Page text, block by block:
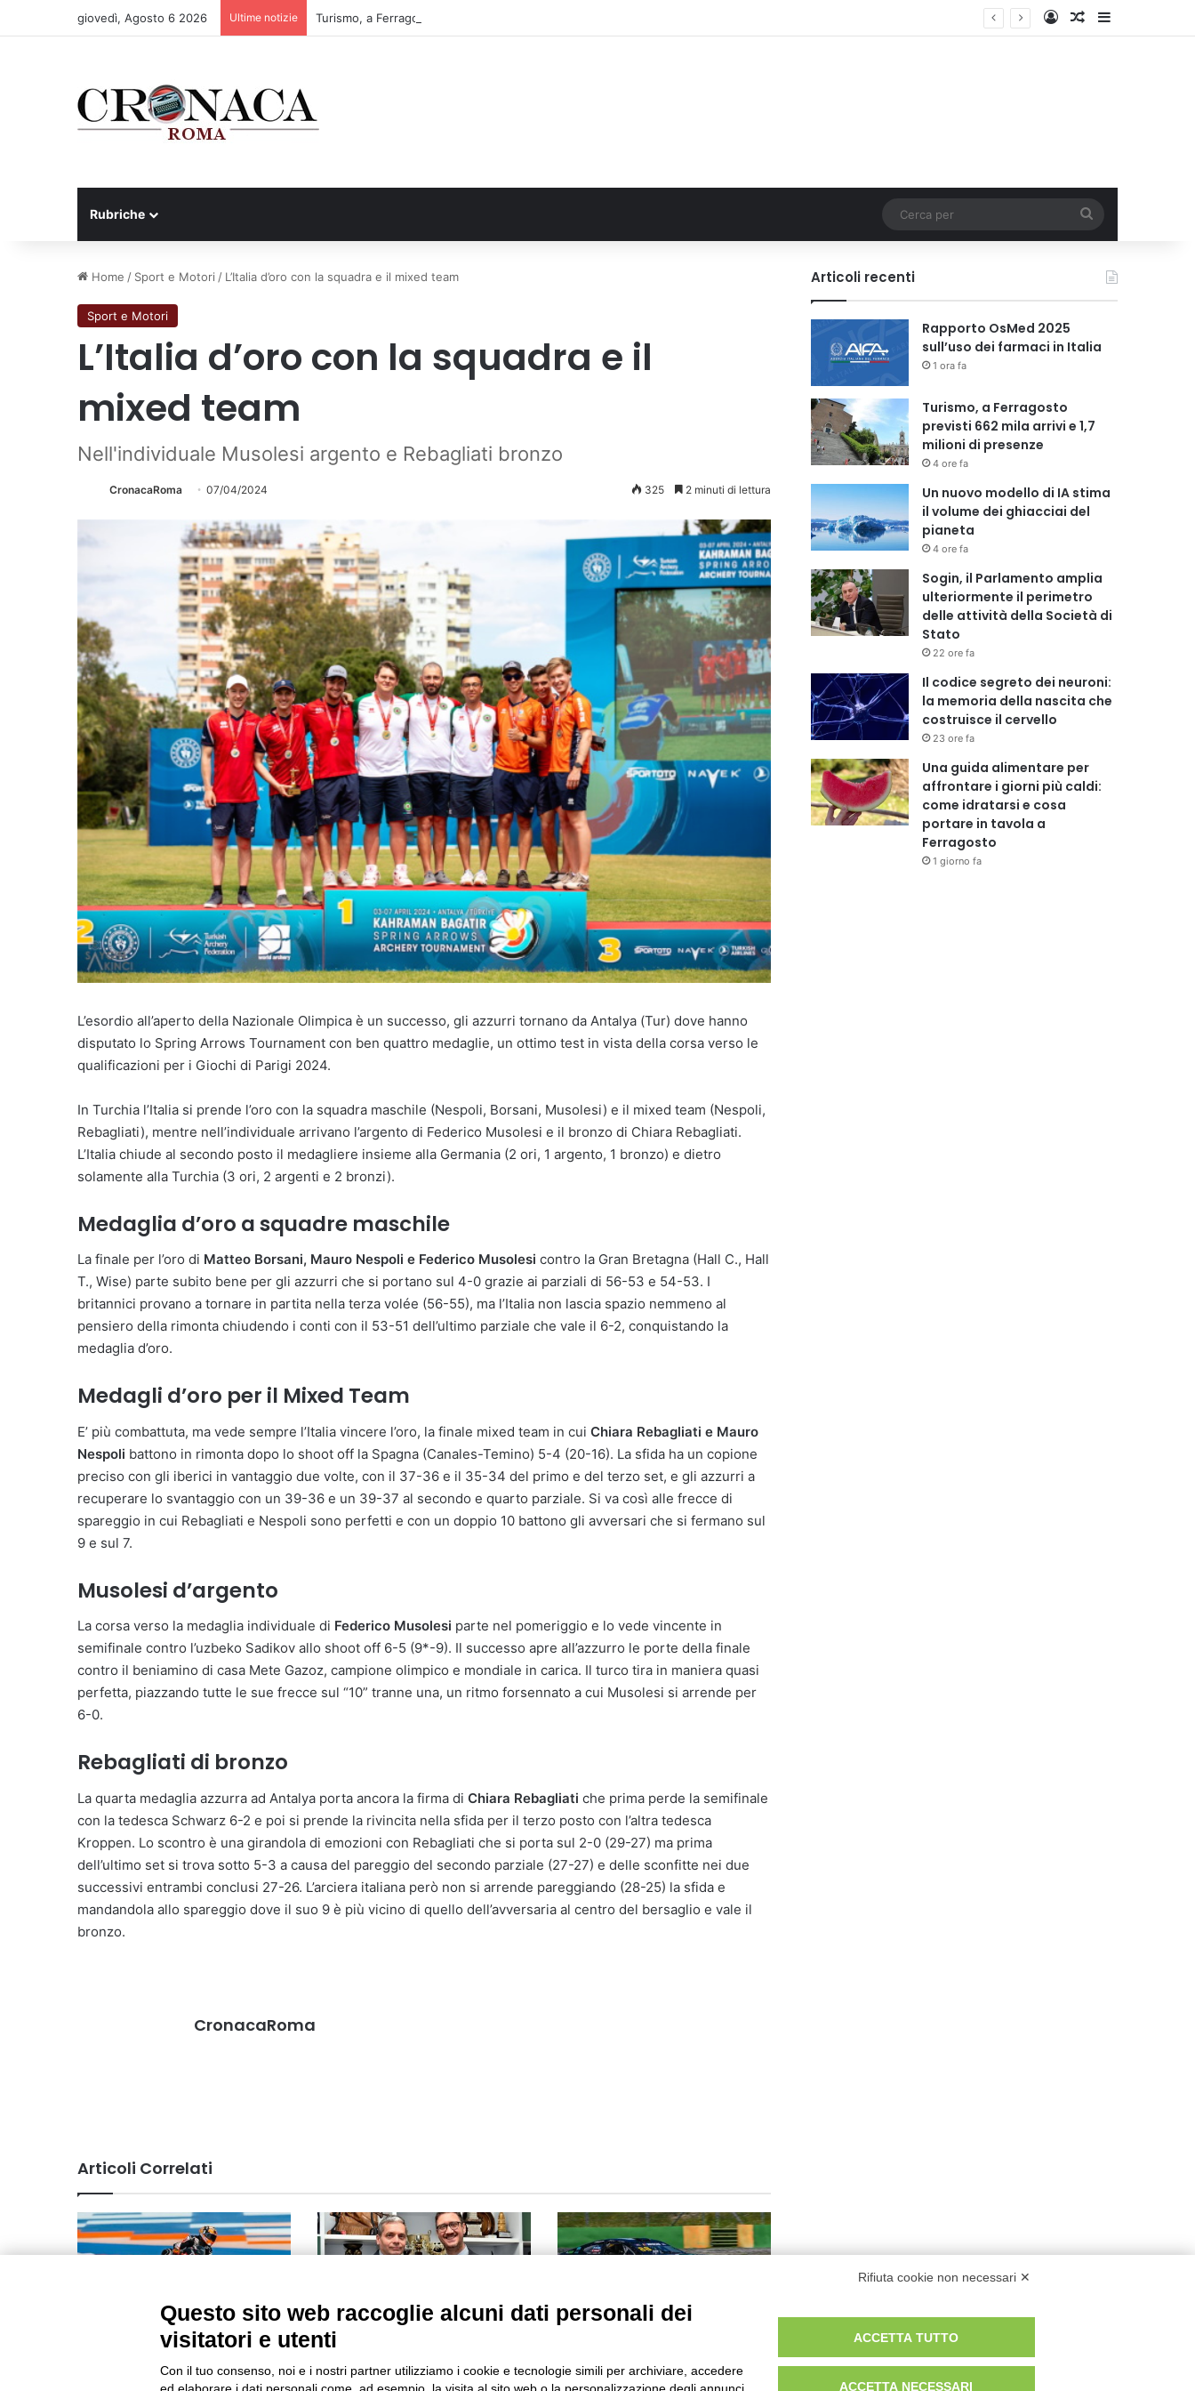
giovedì, Agosto 6 2026 Ultime notizie Turismo, a Ferragosto previsti 662 mila arrivi e 1,7 milioni di presenze AccediUn articolo a
Rubriche
per
Home / Sport e Motori / L’Italia d’oro con la squadra e il mixed team
Sport e Motori
L’Italia d’oro con la squadra e il
mixed team
Nell'individuale Musolesi argento e Rebagliati bronzo
CronacaRoma 07/04/2024 325 2 minuti di lettura
L’esordio all’aperto della Nazionale Olimpica è un successo, gli azzurri tornano da Antalya (Tur) dove hanno
disputato lo Spring Arrows Tournament con ben quattro medaglie, un ottimo test in vista della corsa verso le
qualificazioni per i Giochi di Parigi 2024.
In Turchia l’Italia si prende l’oro con la squadra maschile (Nespoli, Borsani, Musolesi) e il mixed team (Nespoli,
Rebagliati), mentre nell’individuale arrivano l’argento di Federico Musolesi e il bronzo di Chiara Rebagliati.
L’Italia chiude al secondo posto il medagliere insieme alla Germania (2 ori, 1 argento, 1 bronzo) e dietro
solamente alla Turchia (3 ori, 2 argenti e 2 bronzi).
Medaglia d’oro a squadre maschile
La finale per l’oro di Matteo Borsani, Mauro Nespoli e Federico Musolesi contro la Gran Bretagna (Hall C., Hall
T., Wise) parte subito bene per gli azzurri che si portano sul 4-0 grazie ai parziali di 56-53 e 54-53. I
britannici provano a tornare in partita nella terza volée (56-55), ma l’Italia non lascia spazio nemmeno al
pensiero della rimonta chiudendo i conti con il 53-51 dell’ultimo parziale che vale il 6-2, conquistando la
medaglia d’oro.
Medagli d’oro per il Mixed Team
E’ più combattuta, ma vede sempre l’Italia vincere l’oro, la finale mixed team in cui Chiara Rebagliati e Mauro
Nespoli battono in rimonta dopo lo shoot off la Spagna (Canales-Temino) 5-4 (20-16). La sfida ha un copione
preciso con gli iberici in vantaggio due volte, con il 37-36 e il 35-34 del primo e del terzo set, e gli azzurri a
recuperare lo svantaggio con un 39-36 e un 39-37 al secondo e quarto parziale. Si va così alle frecce di
spareggio in cui Rebagliati e Nespoli sono perfetti e con un doppio 10 battono gli avversari che si fermano sul
9 e sul 7.
Musolesi d’argento
La corsa verso la medaglia individuale di Federico Musolesi parte nel pomeriggio e lo vede vincente in
semifinale contro l’uzbeko Sadikov allo shoot off 6-5 (9*-9). Il successo apre all’azzurro le porte della finale
contro il beniamino di casa Mete Gazoz, campione olimpico e mondiale in carica. Il turco tira in maniera quasi
perfetta, piazzando tutte le sue frecce sul “10” tranne una, un ritmo forsennato a cui Musolesi si arrende per
6-0.
Rebagliati di bronzo
La quarta medaglia azzurra ad Antalya porta ancora la firma di Chiara Rebagliati che prima perde la semifinale
con la tedesca Schwarz 6-2 e poi si prende la rivincita nella sfida per il terzo posto con l’altra tedesca
Kroppen. Lo scontro è una girandola di emozioni con Rebagliati che si porta sul 2-0 (29-27) ma prima
dell’ultimo set si trova sotto 5-3 a causa del pareggio del secondo parziale (27-27) e delle sconfitte nei due
successivi entrambi conclusi 27-26. L’arciera italiana però non si arrende pareggiando (28-25) la sfida e
mandandola allo spareggio dove il suo 9 è più vicino di quello dell’avversaria al centro del bersaglio e vale il
bronzo.
CronacaRoma
Articoli Correlati
Prima fila per Aron Canet sotto
le luci in Qatar
Roberto Musiani nuovo
Segretario Generale FITARCO
25/03/2025
22/05/2025
Articoli recenti
Rapporto OsMed 2025
sull’uso dei farmaci in Italia
1 ora fa
Turismo, a Ferragosto
previsti 662 mila arrivi e 1,7
milioni di presenze
4 ore fa
Un nuovo modello di IA stima
il volume dei ghiacciai del
pianeta
4 ore fa
Sogin, il Parlamento amplia
ulteriormente il perimetro
delle attività della Società di
Stato
22 ore fa
Il codice segreto dei neuroni:
la memoria della nascita che
costruisce il cervello
23 ore fa
Una guida alimentare per
affrontare i giorni più caldi:
come idratarsi e cosa
portare in tavola a
Ferragosto
1 giorno fa
Rifiuta cookie non necessari ✕
Questo sito web raccoglie alcuni dati personali dei
visitatori e utenti
Con il tuo consenso, noi e i nostri partner utilizziamo i cookie e tecnologie simili per archiviare, accedere
ACCETTA TUTTO
ACCETTA NECESSARI